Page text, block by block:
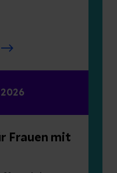
dass ein
möglich ist.
2026
Frauen mit